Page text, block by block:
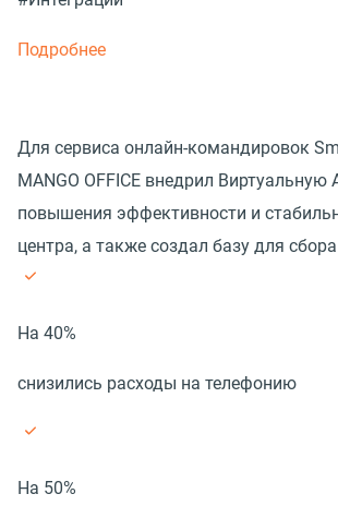
Подробнее
Для сервиса онлайн-командировок
MANGO OFFICE внедрил Виртуальную
повышения эффективности и
центра, а также создал базу для
На 40%
снизились расходы на телефонию
На 50%